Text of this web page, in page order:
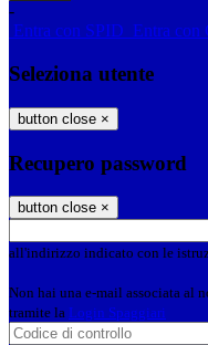
-
Entra con SPID Entra con
Seleziona utente
button close ×
Recupero password
button close ×
all'indirizzo indicato con le
Non hai una e-mail associata al
tramite la Login Spaggiari